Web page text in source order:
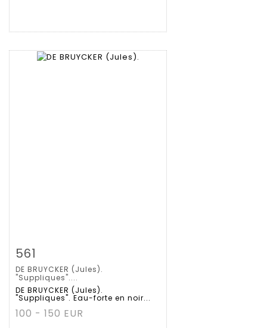
561
DE BRUYCKER (Jules).
"Suppliques"....
DE BRUYCKER (Jules).
"Suppliques". Eau-forte en noir...
100 - 150 EUR